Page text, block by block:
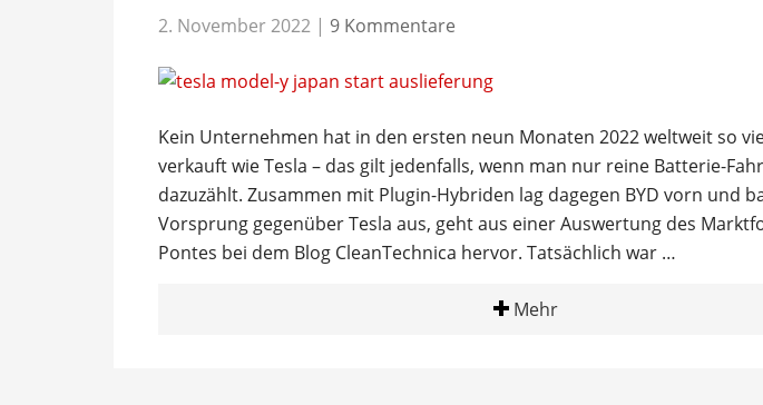
2. November 2022 | 9 Kommentare
Kein Unternehmen hat in den ersten neun Monaten 2022 weltweit so
verkauft wie Tesla – das gilt jedenfalls, wenn man nur reine Batterie-
dazuzählt. Zusammen mit Plugin-Hybriden lag dagegen BYD vorn und
Vorsprung gegenüber Tesla aus, geht aus einer Auswertung des
Pontes bei dem Blog CleanTechnica hervor. Tatsächlich war …
Mehr